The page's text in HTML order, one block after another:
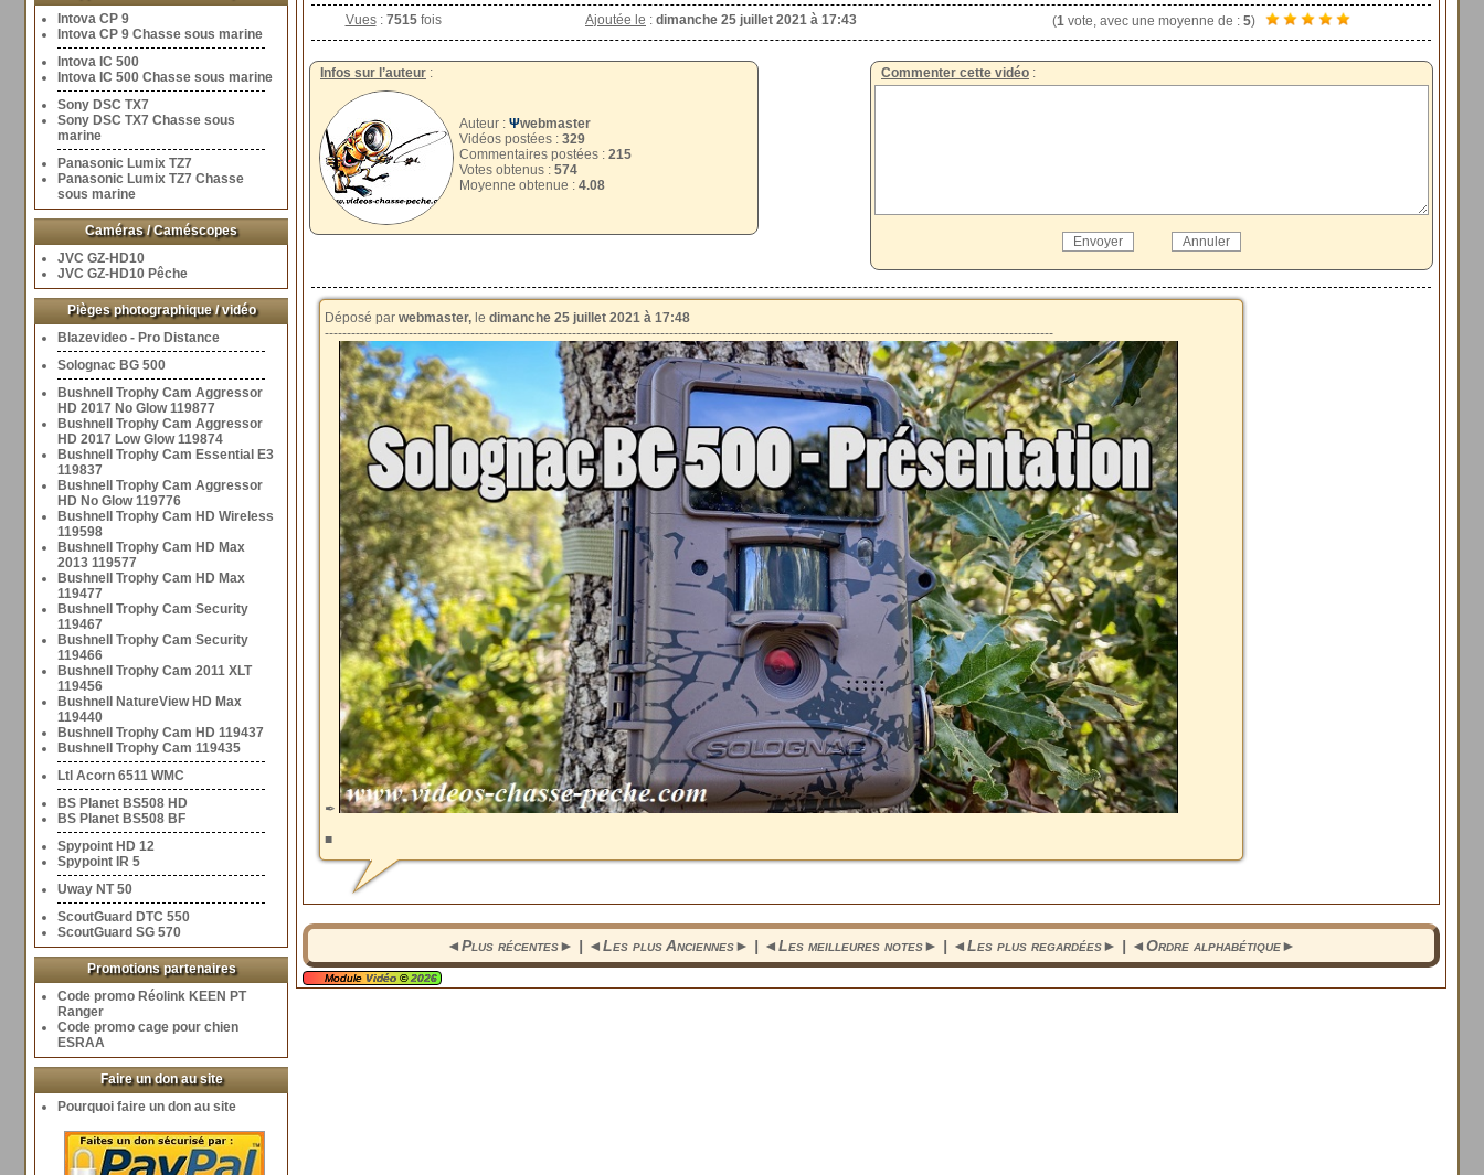
Intova CP 9
Intova CP 9 Chasse sous marine
Intova IC 500
Intova IC 500 Chasse sous marine
Sony DSC TX7
Sony DSC TX7 Chasse sous
marine
Panasonic Lumix TZ7
Panasonic Lumix TZ7 Chasse
sous marine
Caméras / Caméscopes
JVC GZ-HD10
JVC GZ-HD10 Pêche
Pièges photographique / vidéo
Blazevideo - Pro Distance
Solognac BG 500
Bushnell Trophy Cam Aggressor
HD 2017 No Glow 119877
Bushnell Trophy Cam Aggressor
HD 2017 Low Glow 119874
Bushnell Trophy Cam Essential E3
119837
Bushnell Trophy Cam Aggressor
HD No Glow 119776
Bushnell Trophy Cam HD Wireless
119598
Bushnell Trophy Cam HD Max
2013 119577
Bushnell Trophy Cam HD Max
119477
Bushnell Trophy Cam Security
119467
Bushnell Trophy Cam Security
119466
Bushnell Trophy Cam 2011 XLT
119456
Bushnell NatureView HD Max
119440
Bushnell Trophy Cam HD 119437
Bushnell Trophy Cam 119435
Ltl Acorn 6511 WMC
BS Planet BS508 HD
BS Planet BS508 BF
Spypoint HD 12
Spypoint IR 5
Uway NT 50
ScoutGuard DTC 550
ScoutGuard SG 570
Promotions partenaires
Code promo Réolink KEEN PT
Ranger
Code promo cage pour chien
ESRAA
Faire un don au site
Pourquoi faire un don au site
Vues:7515fois Ajoutée le : dimanche 25 juillet 2021 à 17:43 (1vote, avec une moyenne de : 5)
Commenter cette vidéo :
Infos sur l’auteur :
Auteur : Ψwebmaster
Vidéos postées : 329
Commentaires postées : 215
Votes obtenus : 574
Moyenne obtenue : 4.08
Déposé par webmaster, le dimanche 25 juillet 2021 à 17:48
---------------------------------------------------------------------------------------------------------------------------------------------------------------------
✒
■
◄Plus récentes► | ◄Les plus Anciennes► | ◄Les meilleures notes► | ◄Les plus regardées► | ◄Ordre alphabétique►
Module Vidéo ©2026